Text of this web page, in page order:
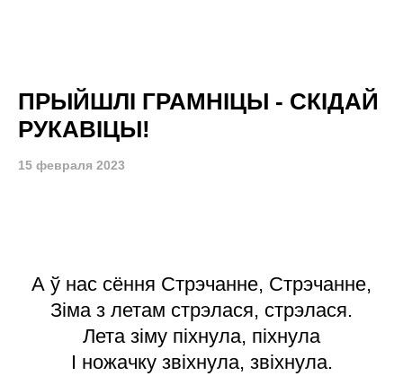
ПРЫЙШЛІ ГРАМНІЦЫ - СКІДАЙ
РУКАВІЦЫ!
15 февраля 2023
А ў нас сёння Стрэчанне, Стрэчанне,
Зіма з летам стрэлася, стрэлася.
Лета зіму піхнула, піхнула
I ножачку звіхнула, звіхнула.